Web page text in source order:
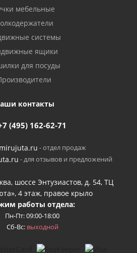
мебельные
системы
ящики
для посуды
контакты
(495) 162-62-71
- отдел продаж
- для отзывов и предложений
шоссе Энтузиастов, д. 54, ТЦ
4 этаж, правое крыло
работы отдела:
Пн-Пт: 09:00-18:00
Сб-Вс: выходной